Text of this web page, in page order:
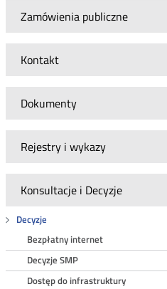
Zamówienia publiczne
Kontakt
Dokumenty
Rejestry i wykazy
Konsultacje i Decyzje
Decyzje
Bezpłatny internet
Decyzje SMP
Dostęp do infrastruktury